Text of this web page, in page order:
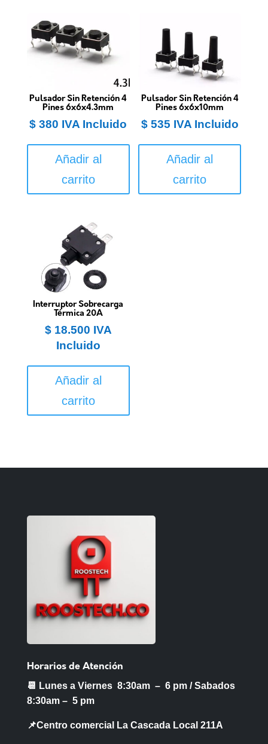
Pulsador Sin Retención 4
Pines 6x6x4.3mm
$ 380 IVA Incluido
Añadir al
carrito
Pulsador Sin Retención 4
Pines 6x6x10mm
$535 IVA Incluido
Añadir al
carrito
Interruptor Sobrecarga
Térmica 20A
$18.500 IVA
Incluido
Añadir al
carrito
Horarios de Atención
📆 Lunes a Viernes 8:30am – 6 pm / Sabados
8:30am – 5 pm
📌Centro comercial La Cascada Local 211A